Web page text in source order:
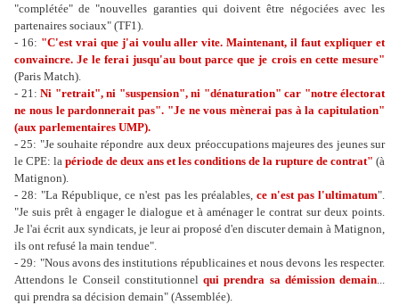
"complétée" de "nouvelles garanties qui doivent être négociées avec les
partenaires sociaux" (TF1).
- 16: "C'est vrai que j'ai voulu aller vite. Maintenant, il faut expliquer et
convaincre. Je le ferai jusqu'au bout parce que je crois en cette mesure"
(Paris Match).
- 21: Ni "retrait", ni "suspension", ni "dénaturation" car "notre électorat
ne nous le pardonnerait pas". "Je ne vous mènerai pas à la capitulation"
(aux parlementaires UMP).
- 25: "Je souhaite répondre aux deux préoccupations majeures des jeunes sur
le CPE: la période de deux ans et les conditions de la rupture de contrat" (à
Matignon).
- 28: "La République, ce n'est pas les préalables,ce n'est pas l'ultimatum".
"Je suis prêt à engager le dialogue et à aménager le contrat sur deux points.
Je l'ai écrit aux syndicats, je leur ai proposé d'en discuter demain à Matignon,
ils ont refusé la main tendue".
- 29: "Nous avons des institutions républicaines et nous devons les respecter.
Attendons le Conseil constitutionnel qui prendra sa démission demain...
qui prendra sa décision demain" (Assemblée).